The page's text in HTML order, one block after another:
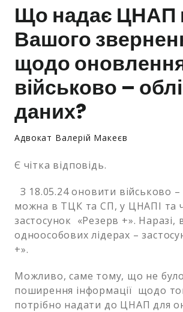
Ціни
Блог
Контакти
Про мобілізацію
Новини
Що надає ЦНАП
Вашого
щодо
військово –
даних?
Адвокат Валерій Макеєв
Є чітка відповідь.
З 18.05.24 оновити військово –
можна в ТЦК та СП, у ЦНАПІ та
застосунок «Резерв +». Наразі,
одноособових лідерах –
+».
Можливо, саме тому, що не
поширення інформації щодо
потрібно надати до ЦНАП для